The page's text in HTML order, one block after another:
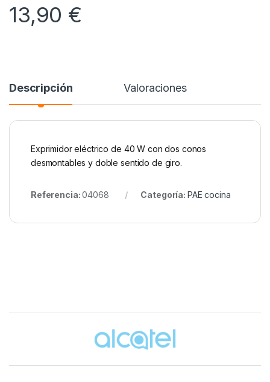
13,90 €
Descripción Valoraciones
Exprimidor eléctrico de 40 W con dos conos
desmontables y doble sentido de giro.
Referencia:04068 Categoría: PAE cocina